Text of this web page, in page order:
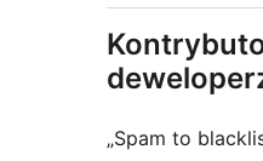
„Spam to